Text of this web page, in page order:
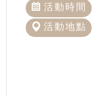
活動時間
活動地點